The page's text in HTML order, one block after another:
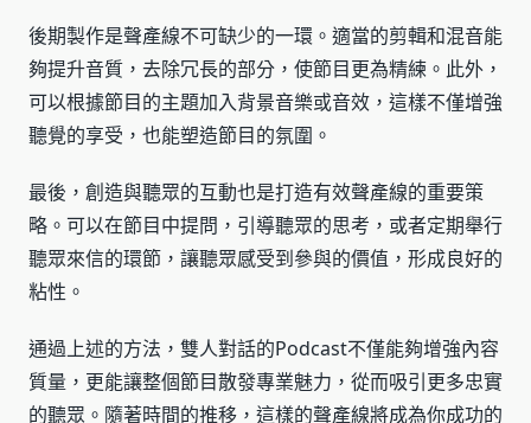
後期製作是聲產線不可缺少的一環。適當的剪輯和混音能
夠提升音質，去除冗長的部分，使節目更為精練。此外，
可以根據節目的主題加入背景音樂或音效，這樣不僅增強
聽覺的享受，也能塑造節目的氛圍。
最後，創造與聽眾的互動也是打造有效聲產線的重要策
略。可以在節目中提問，引導聽眾的思考，或者定期舉行
聽眾來信的環節，讓聽眾感受到參與的價值，形成良好的
粘性。
通過上述的方法，雙人對話的Podcast不僅能夠增強內容
質量，更能讓整個節目散發專業魅力，從而吸引更多忠實
的聽眾。隨著時間的推移，這樣的聲產線將成為你成功的